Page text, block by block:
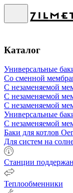
Каталог
Универсальные
Со сменной
С незаменяемой
С незаменяемой
С незаменяемой
Универсальные
С незаменяемой
Баки для котлов
Для систем на
Станции
Теплообменники